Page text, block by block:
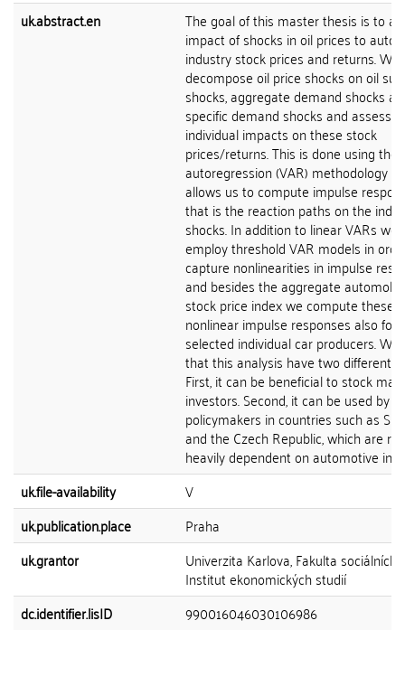
uk.abstract.en
The goal of this master thesis is to
impact of shocks in oil prices to
industry stock prices and returns. We
decompose oil price shocks on oil
shocks, aggregate demand shocks
specific demand shocks and assess
individual impacts on these stock
prices/returns. This is done using the
autoregression (VAR) methodology
allows us to compute impulse
that is the reaction paths on the
shocks. In addition to linear VARs we
employ threshold VAR models in
capture nonlinearities in impulse
and besides the aggregate
stock price index we compute these
nonlinear impulse responses also for
selected individual car producers.
that this analysis have two different
First, it can be beneficial to stock
investors. Second, it can be used by
policymakers in countries such as
and the Czech Republic, which are
heavily dependent on automotive
uk.file-availability
V
uk.publication.place
Praha
uk.grantor
Univerzita Karlova, Fakulta sociálních
Institut ekonomických studií
dc.identifier.lisID
990016046030106986